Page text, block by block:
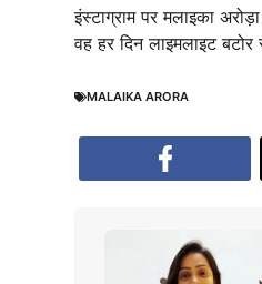
इंस्टाग्राम पर मलाइका
वह हर दिन लाइमलाइट बटोर
MALAIKA ARORA